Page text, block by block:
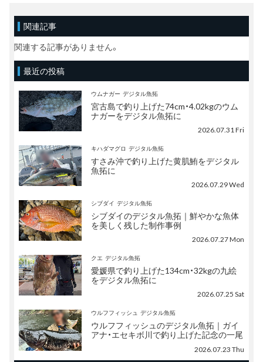
関連記事
関連する記事がありません。
最近の投稿
ウムナガー デジタル魚拓
宮古島で釣り上げた74cm・4.02kgのウム
ナガーをデジタル魚拓に
2026.07.31 Fri
キハダマグロ デジタル魚拓
すさみ沖で釣り上げた黄肌鮪をデジタル
魚拓に
2026.07.29 Wed
シブダイ デジタル魚拓
シブダイのデジタル魚拓｜鮮やかな魚体
を美しく残した制作事例
2026.07.27 Mon
クエ デジタル魚拓
愛媛県で釣り上げた134cm・32kgの九絵
をデジタル魚拓に
2026.07.25 Sat
ウルフフィッシュ デジタル魚拓
ウルフフィッシュのデジタル魚拓｜ガイ
アナ・エセキボ川で釣り上げた記念の一尾
2026.07.23 Thu